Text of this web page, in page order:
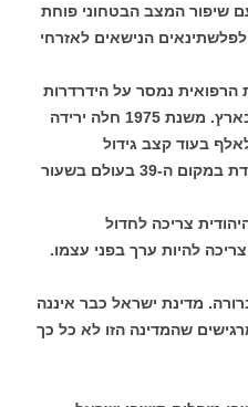
שיפור המצב הבטחוני פוחת
הנישאים לאזרחי
הרפואית נמסר על הידרדרות
מתמשכת של מצב הרפואה בארץ. משנת 1975 חלה ירידה
לאלף בעוד קצב גידול
האוכלוסיה עולה. ישראל עומדת במקום ה-39 בעולם בשעור
צריכה לחדול
להיות ערך בפני עצמו.
מדינת ישראל כבר איננה
מרגישים שהמדינה הזו לא כל כך